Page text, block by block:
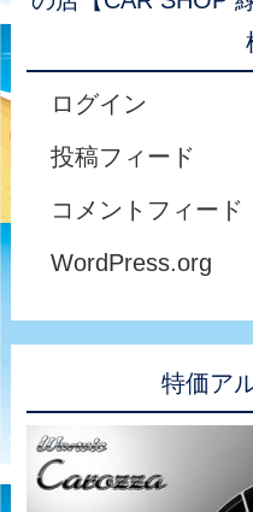
ログイン
投稿フィード
コメントフィード
WordPress.org
特価ア